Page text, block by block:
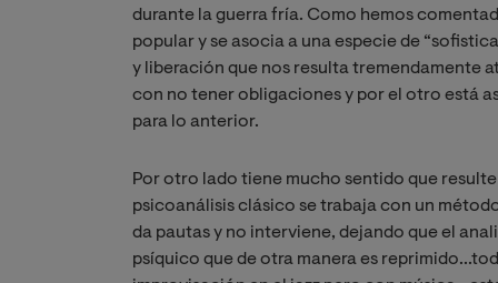
durante la guerra fría. Como hemos
popular y se asocia a una especie de
y liberación que nos resulta tremendamente
con no tener obligaciones y por el otro está
para lo anterior.
Por otro lado tiene mucho sentido que
psicoanálisis clásico se trabaja con un
da pautas y no interviene, dejando que el
psíquico que de otra manera es